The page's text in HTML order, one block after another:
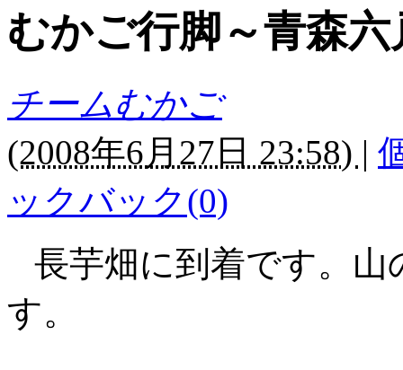
むかご行脚～青森
チームむかご
(2008年6月27日 23:58) |
ックバック(0)
長芋畑に到着です。
す。